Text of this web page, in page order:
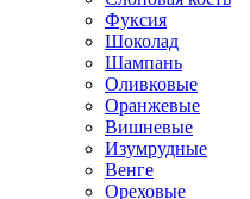
Фуксия
Шоколад
Шампань
Оливковые
Оранжевые
Вишневые
Изумрудные
Венге
Ореховые